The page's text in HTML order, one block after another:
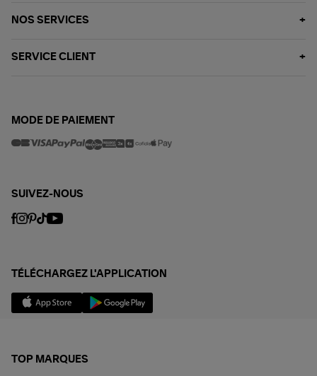
NOS SERVICES
SERVICE CLIENT
MODE DE PAIEMENT
SUIVEZ-NOUS
TÉLÉCHARGEZ L'APPLICATION
TOP MARQUES